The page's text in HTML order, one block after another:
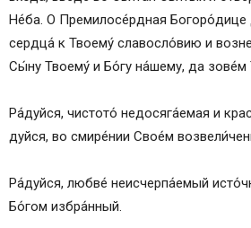
Икос 9
Кондак 10
Икос 10
Кондак 11
Тропарь, глас 5
Не́­ба. О Премилосе́рдная
серд­ца́ к Тво­ему́ сла­во­сло́­вию и
Сы́­ну Тво­ему́ и Бо́­гу на́­ше­му, да зо­ве́м
Ра́­дуй­ся, чистото́ недосяга́емая и
дуй­ся, во смире́нии Сво­е́м
Ра́­дуй­ся, люб­ве́ неисчерпа́емый
Бо́­гом из­бра́н­ный.